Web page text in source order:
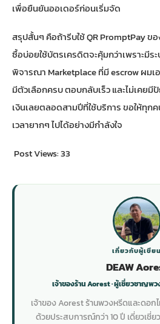
เพื่อยืนยันออเดอร์ก่อนเริ่มจัด
สรุปสั้นๆ คือถ้ารีบใช้ QR PromptPay ข
ซื้อบ่อยใช้บัตรเครดิตจะคุ้มกว่าเพราะมีร
พิจารณา Marketplace ที่มี escrow ผมเ
มีตัวเลือกครบ ตอบกลับเร็ว และไม่เคย
เงินเลยตลอดสามปีที่ใช้บริการ ขอให้ทุก
เวลายากๆ ไปได้อย่างมีกำลังใจ
Post Views:33
เกี่ยวกับผู้เขียน
DEAW
เจ้าของร้าน Aorest · ผู้เชี่ยวชาญพ
เจ้าของ Aorest ร้านพวงหรีดและดอ
ด้วยประสบการณ์กว่า 10 ปี เดี่ยวเชี่